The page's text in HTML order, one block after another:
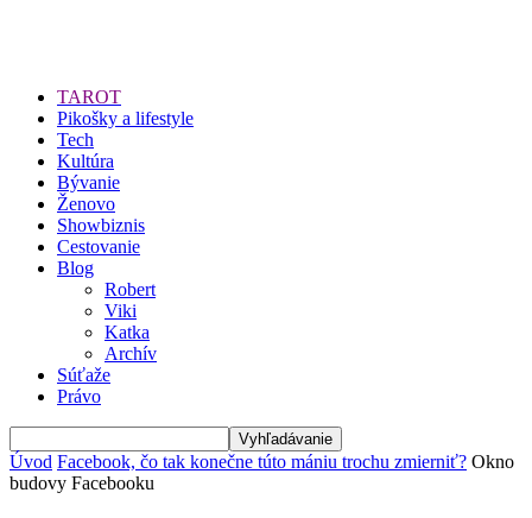
TAROT
Pikošky a lifestyle
Tech
Kultúra
Bývanie
Ženovo
Showbiznis
Cestovanie
Blog
Robert
Viki
Katka
Archív
Súťaže
Právo
Úvod Facebook, čo tak konečne túto mániu trochu zmierniť? Okno
budovy Facebooku